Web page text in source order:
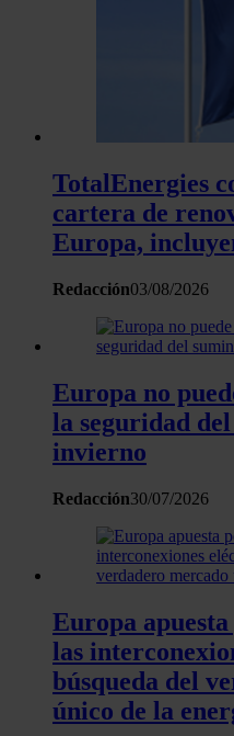
TotalEnergies
cartera de
Europa,
Redacción03/08/2026
Europa no
la seguridad
invierno
Redacción30/07/2026
Europa
las
búsqueda del
único de la